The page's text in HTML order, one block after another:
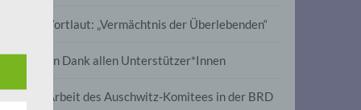
Im Wortlaut: „Vermächtnis der Überlebenden“
Vielen Dank allen Unterstützer*Innen
Zur Arbeit des Auschwitz-Komitees in der BRD